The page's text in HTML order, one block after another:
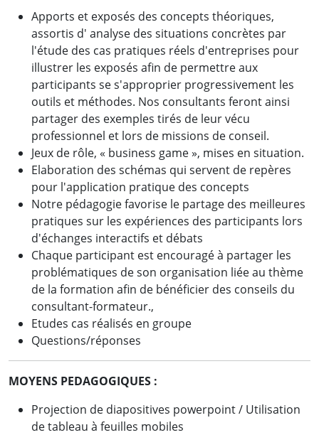
Apports et exposés des concepts théoriques,
assortis d' analyse des situations concrètes par
l'étude des cas pratiques réels d'entreprises pour
illustrer les exposés afin de permettre aux
participants se s'approprier progressivement les
outils et méthodes. Nos consultants feront ainsi
partager des exemples tirés de leur vécu
professionnel et lors de missions de conseil.
Jeux de rôle, « business game », mises en situation.
Elaboration des schémas qui servent de repères
pour l'application pratique des concepts
Notre pédagogie favorise le partage des meilleures
pratiques sur les expériences des participants lors
d'échanges interactifs et débats
Chaque participant est encouragé à partager les
problématiques de son organisation liée au thème
de la formation afin de bénéficier des conseils du
consultant-formateur.,
Etudes cas réalisés en groupe
Questions/réponses
MOYENS PEDAGOGIQUES :
Projection de diapositives powerpoint / Utilisation
de tableau à feuilles mobiles